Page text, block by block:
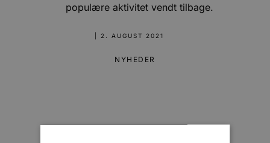
populære aktivitet vendt tilbage.
2. AUGUST 2021
NYHEDER